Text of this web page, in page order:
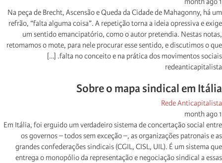
Na peça de Brecht, Ascensão e Queda da Cidade de Mahagonny, há um
refrão, “falta alguma coisa”. A repetição torna a ideia opressiva e exige
um sentido emancipatório, como o autor pretendia. Nestas notas,
retomamos o mote, para nele procurar esse sentido, e discutimos o que
falta no conceito e na prática dos movimentos sociais. […]
redeanticapitalista
Sobre o mapa sindical em Itália
Rede Anticapitalista
1 month ago
Em Itália, foi erguido um verdadeiro sistema de concertação social entre
os governos – todos sem exceção –, as organizações patronais e as
grandes confederações sindicais (CGIL, CISL, UIL). É um sistema que
entrega o monopólio da representação e negociação sindical a essas